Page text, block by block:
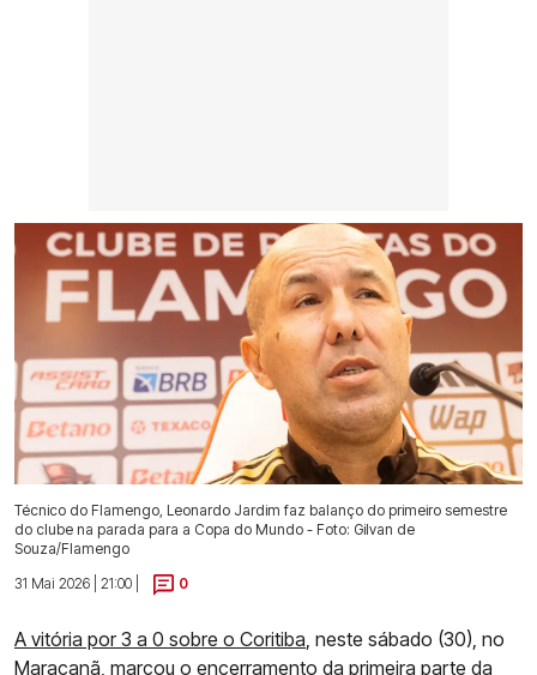
Técnico do Flamengo, Leonardo Jardim faz balanço do primeiro semestre
do clube na parada para a Copa do Mundo - Foto: Gilvan de
Souza/Flamengo
31 Mai 2026 | 21:00 |
0
A vitória por 3 a 0 sobre o Coritiba , neste sábado (30), no
Maracanã, marcou o encerramento da primeira parte da